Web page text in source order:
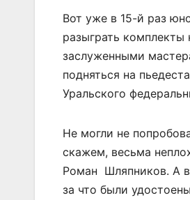
Вот уже в 15-й раз
разыграть комплекты
заслуженными
подняться на
Уральского
Не могли не
скажем, весьма
Роман Шляпников. А
за что были